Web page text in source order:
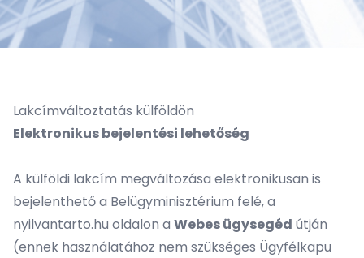
Lakcímváltoztatás külföldön
Elektronikus bejelentési lehetőség
A külföldi lakcím megváltozása elektronikusan is
bejelenthető a Belügyminisztérium felé, a
nyilvantarto.hu oldalon a Webes ügysegéd útján
(ennek használatához nem szükséges Ügyfélkapu